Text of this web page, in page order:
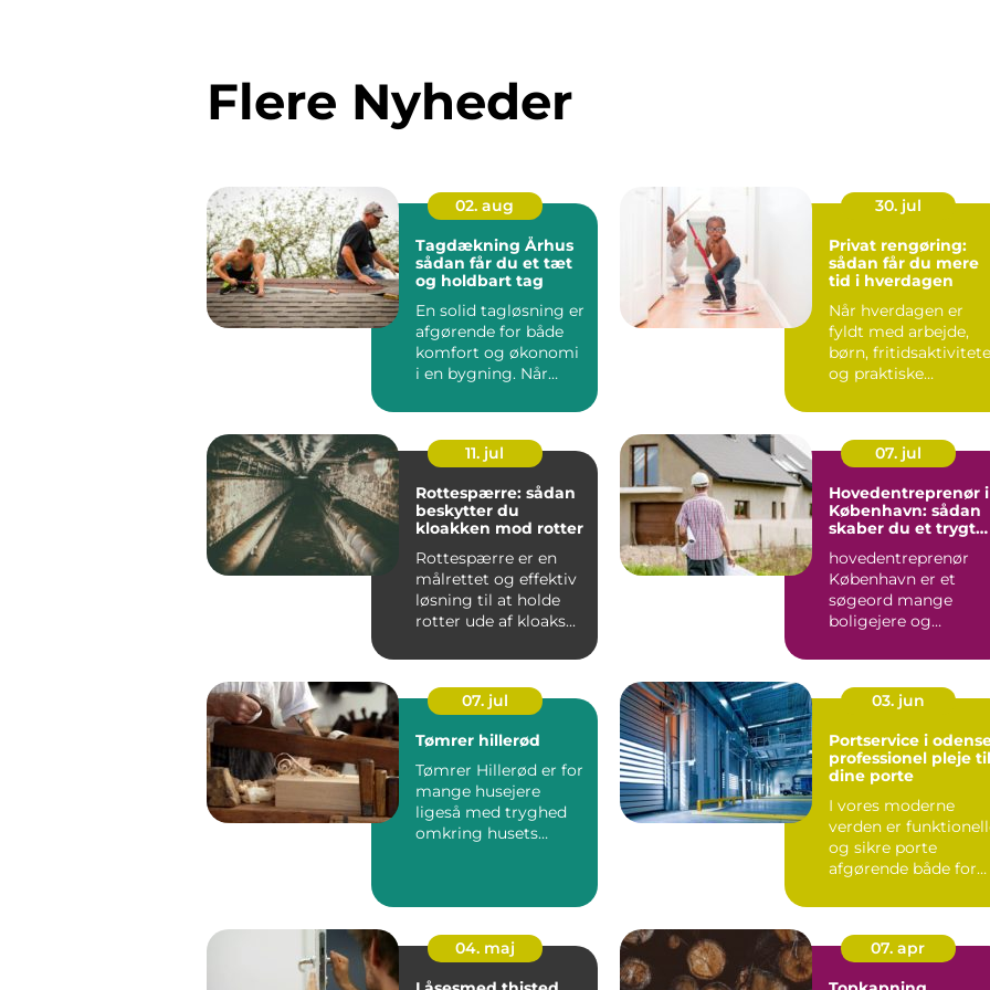
Flere Nyheder
02. aug
Tagdækning Århus
sådan får du et tæt
og holdbart tag
En solid tagløsning er
afgørende for både
komfort og økonomi
i en bygning. Når
...
30. jul
Privat rengøring:
sådan får du mere
tid i hverdagen
Når hverdagen er
fyldt med arbejde,
børn,
og praktiske
11. jul
Rottespærre: sådan
beskytter du
kloakken mod rotter
Rottespærre er en
målrettet og effektiv
løsning til at holde
rotter ude af kloaks...
07. jul
Hovedentreprenør i
København: sådan
skaber du et trygt
byggeprojekt
hovedentreprenør
København er et
søgeord mange
boligejere og
07. jul
Tømrer hillerød
Tømrer Hillerød er for
mange husejere
ligeså med tryghed
omkring husets
03. jun
Portservice i
professionel pleje til
dine porte
I vores moderne
verden er
og sikre porte
afgørende både for
virksomh...
04. maj
07. apr